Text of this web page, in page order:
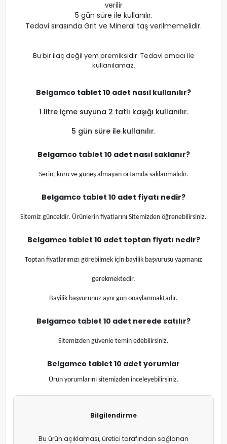
verilir
5 gün süre ile kullanılır.
Tedavi sırasında Grit ve Mineral taş verilmemelidir.
Bu bir ilaç değil yem premiksidir. Tedavi amacı ile
kullanılamaz.
Belgamco tablet 10 adet nasıl kullanılır?
1 litre içme suyuna 2 tatlı kaşığı kullanılır.
5 gün süre ile kullanılır.
Belgamco tablet 10 adet nasıl saklanır?
Serin, kuru ve güneş almayan ortamda saklanmalıdır.
Belgamco tablet 10 adet fiyatı nedir?
Sitemiz günceldir. Ürünlerin fiyatlarını Sitemizden öğrenebilirsiniz.
Belgamco tablet 10 adet toptan fiyatı nedir?
Toptan fiyatlarımızı görebilmek için bayilik başvurusu yapmanız
gerekmektedir.
Bayilik başvurunuz aynı gün onaylanmaktadır.
Belgamco tablet 10 adet nerede satılır?
Sitemizden güvenle temin edebilirsiniz.
Belgamco tablet 10 adet yorumlar
Ürün yorumlarını sitemizden inceleyebilirsiniz.
Bilgilendirme
Bu ürün açıklaması, üretici tarafından sağlanan